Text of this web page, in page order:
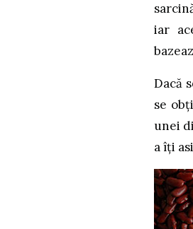
iar
Dacă
se
unei
a îți